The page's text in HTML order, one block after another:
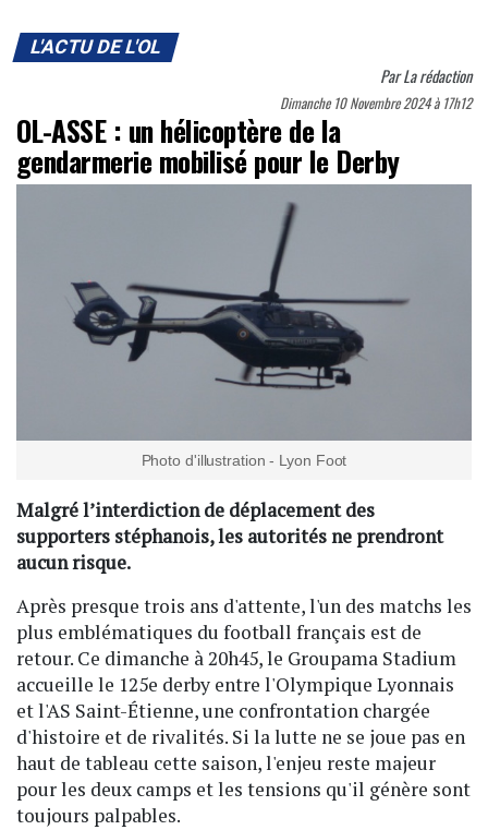
L'ACTU DE L'OL
ParLa rédaction
Dimanche 10 Novembre 2024 à 17h12
OL-ASSE : un hélicoptère de la
gendarmerie mobilisé pour le Derby
Photo d'illustration - Lyon Foot
Malgré l’interdiction de déplacement des
supporters stéphanois, les autorités ne prendront
aucun risque.
Après presque trois ans d'attente, l'un des matchs les
plus emblématiques du football français est de
retour. Ce dimanche à 20h45, le Groupama Stadium
accueille le 125e derby entre l'Olympique Lyonnais
et l'AS Saint-Étienne, une confrontation chargée
d'histoire et de rivalités. Si la lutte ne se joue pas en
haut de tableau cette saison, l'enjeu reste majeur
pour les deux camps et les tensions qu'il génère sont
toujours palpables.